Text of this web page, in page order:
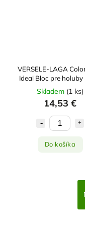
VERSELE-LAGA
Ideal Bloc pre holuby
(6x 550g)
Skladem (1 ks)
14,53 €
Do košíka